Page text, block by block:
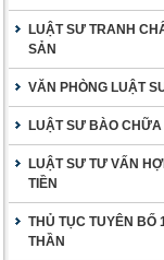
LUẬT SƯ TRANH
SẢN
VĂN PHÒNG LUẬT
LUẬT SƯ BÀO CHỮA
LUẬT SƯ TƯ VẤN
TIỀN
THỦ TỤC TUYÊN BỐ
THẦN